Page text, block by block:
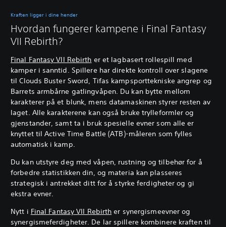
Kraften ligger i dine hender
Hvordan fungerer kampene i Final Fantasy
VII Rebirth?
Final Fantasy VII Rebirth er et lagbasert rollespill med
kamper i sanntid. Spillere har direkte kontroll over slagene
til Clouds Buster Sword, Tifas kampsporttekniske angrep og
Barrets armbårne gatlingvåpen. Du kan bytte mellom
karakterer på et blunk, mens datamaskinen styrer resten av
laget. Alle karakterene kan også bruke trylleformler og
gjenstander, samt ta i bruk spesielle evner som alle er
knyttet til Active Time Battle (ATB)-måleren som fylles
automatisk i kamp.
Du kan utstyre deg med våpen, rustning og tilbehør for å
forbedre statistikken din, og materia kan plasseres
strategisk i antrekket ditt for å styrke ferdigheter og gi
ekstra evner.
Nytt i Final Fantasy VII Rebirth er synergismeevner og
synergismeferdigheter. De lar spillere kombinere kraften til